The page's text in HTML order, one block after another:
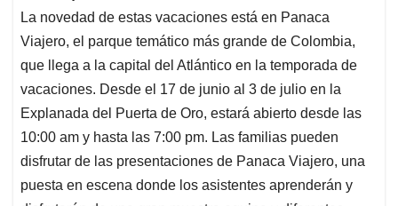
La novedad de estas vacaciones está en Panaca
Viajero, el parque temático más grande de Colombia,
que llega a la capital del Atlántico en la temporada de
vacaciones. Desde el 17 de junio al 3 de julio en la
Explanada del Puerta de Oro, estará abierto desde las
10:00 am y hasta las 7:00 pm. Las familias pueden
disfrutar de las presentaciones de Panaca Viajero, una
puesta en escena donde los asistentes aprenderán y